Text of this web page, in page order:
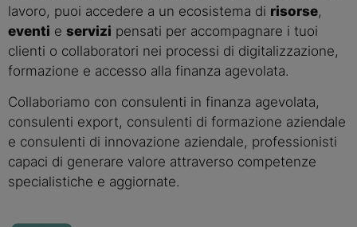
lavoro, puoi accedere a un ecosistema di risorse,
eventi e servizi pensati per accompagnare i tuoi
clienti o collaboratori nei processi di digitalizzazione,
formazione e accesso alla finanza agevolata.
Collaboriamo con consulenti in finanza agevolata,
consulenti export, consulenti di formazione aziendale
e consulenti di innovazione aziendale, professionisti
capaci di generare valore attraverso competenze
specialistiche e aggiornate.